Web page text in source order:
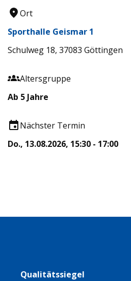
Ort
Sporthalle Geismar 1
Schulweg 18, 37083 Göttingen
Altersgruppe
Ab 5 Jahre
Nächster Termin
Do., 13.08.2026, 15:30 - 17:00
Qualitätssiegel